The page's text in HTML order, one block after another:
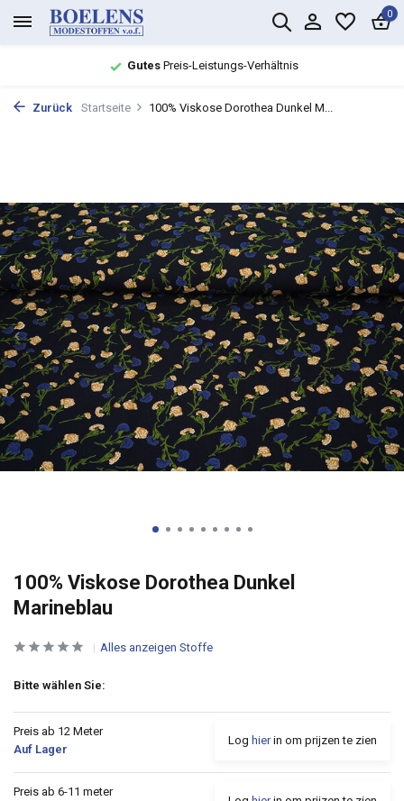
0
GutesPreis-Leistungs-Verhältnis
Zurück Startseite 100% Viskose Dorothea Dunkel M...
100% Viskose Dorothea Dunkel
Marineblau
Alles anzeigen Stoffe
Bitte wählen Sie:
Preis ab 12 Meter
Auf Lager
Log hierin om prijzen te zien
Preis ab 6-11 meter